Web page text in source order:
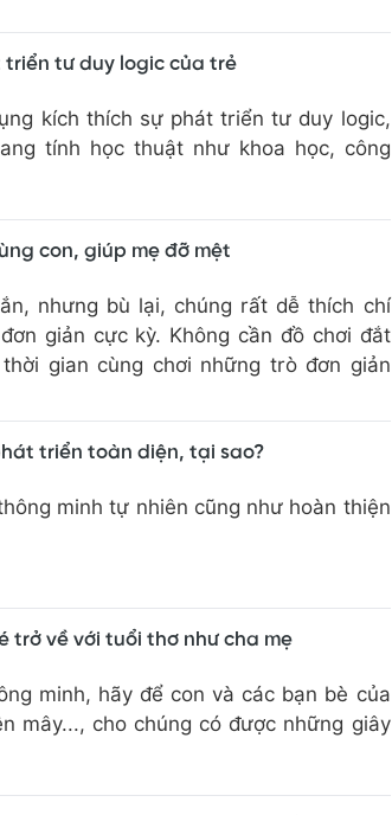
tư duy logic của trẻ
kích thích sự phát triển tư duy logic,
tính học thuật như khoa học, công
con, giúp mẹ đỡ mệt
nhưng bù lại, chúng rất dễ thích chí
giản cực kỳ. Không cần đồ chơi đắt
gian cùng chơi những trò đơn giản
triển toàn diện, tại sao?
minh tự nhiên cũng như hoàn thiện
trở về với tuổi thơ như cha mẹ
minh, hãy để con và các bạn bè của
mây..., cho chúng có được những giây